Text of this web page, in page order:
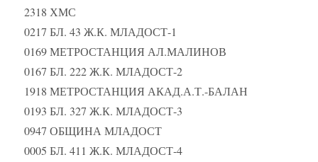
2318 ХМС
0217 БЛ. 43 Ж.К. МЛАДОСТ-1
0169 МЕТРОСТАНЦИЯ АЛ.МАЛИНОВ
0167 БЛ. 222 Ж.К. МЛАДОСТ-2
1918 МЕТРОСТАНЦИЯ АКАД.А.Т.-БАЛАН
0193 БЛ. 327 Ж.К. МЛАДОСТ-3
0947 ОБЩИНА МЛАДОСТ
0005 БЛ. 411 Ж.К. МЛАДОСТ-4